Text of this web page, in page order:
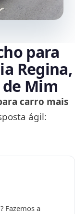
para
Regina,
de Mim
carro mais
ágil:
Fazemos a